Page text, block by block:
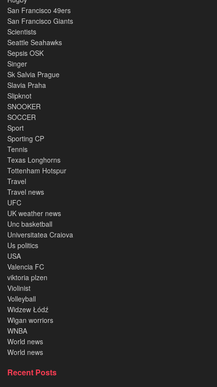
San Francisco 49ers
San Francisco Giants
Scientists
Seattle Seahawks
Sepsis OSK
Singer
Sk Salvia Prague
Slavia Praha
Slipknot
SNOOKER
SOCCER
Sport
Sporting CP
Tennis
Texas Longhorns
Tottenham Hotspur
Travel
Travel news
UFC
UK weather news
Unc basketball
Universitatea Craiova
Us politics
USA
Valencia FC
viktoria plzen
Violinist
Volleyball
Widzew Łódź
Wigan worriors
WNBA
World news
World news
Recent Posts